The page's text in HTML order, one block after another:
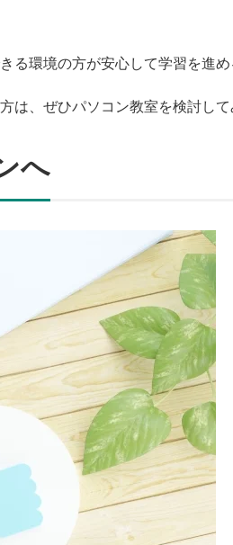
る環境の方が安心して学習を進め
、ぜひパソコン教室を検討して
へ